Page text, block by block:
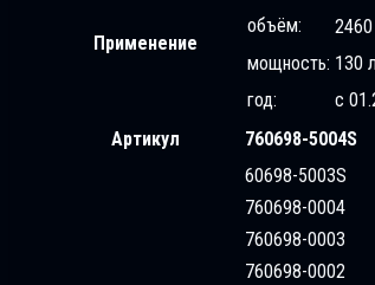
Применение
объём:
мощность: 130
год:
с
Артикул
760698-5004S
60698-5003S
760698-0004
760698-0003
760698-0002